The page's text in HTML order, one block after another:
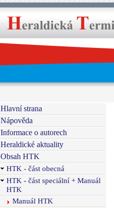
Hlavní strana
Nápověda
Informace o autorech
Heraldické aktuality
Obsah HTK
HTK - část obecná
HTK - část speciální + Manuál
HTK
Manuál HTK